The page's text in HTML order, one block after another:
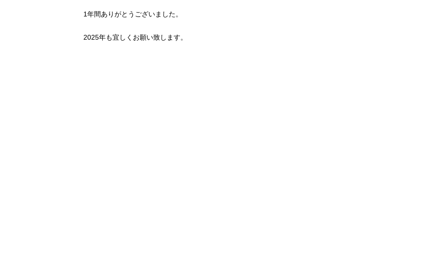
1年間ありがとうございました。
2025年も宜しくお願い致します。